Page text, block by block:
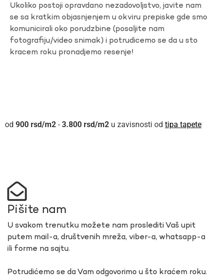
Ukoliko postoji opravdano nezadovoljstvo, javite nam
se sa kratkim objasnjenjem u okviru prepiske gde smo
komunicirali oko porudzbine (posaljite nam
fotografiju/video snimak) i potrudicemo se da u sto
kracem roku pronadjemo resenje!
900 rsd - 3.800 rsd u zavisnosti od tipa tapete
Pišite nam
U svakom trenutku možete nam proslediti Vaš upit
putem mail-a, društvenih mreža, viber-a, whatsapp-a
ili forme na sajtu.
Potrudićemo se da Vam odgovorimo u što kraćem roku.